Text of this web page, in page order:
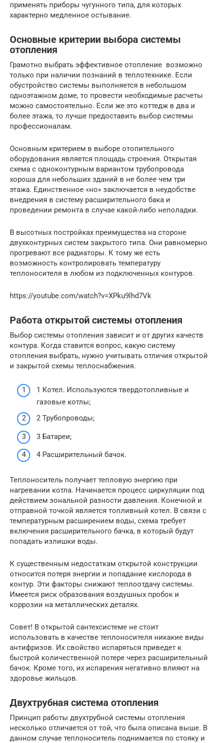
применять приборы чугунного типа, для которых
характерно медленное остывание.
Основные критерии выбора системы
отопления
Грамотно выбрать эффективное отопление возможно
только при наличии познаний в теплотехнике. Если
обустройство системы выполняется в небольшом
одноэтажном доме, то провести необходимые расчеты
можно самостоятельно. Если же это коттедж в два и
более этажа, то лучше предоставить выбор системы
профессионалам.
Основным критерием в выборе отопительного
оборудования является площадь строения. Открытая
схема с одноконтурным вариантом трубопровода
хороша для небольших зданий в не более чем три
этажа. Единственное «но» заключается в неудобстве
внедрения в систему расширительного бака и
проведении ремонта в случае какой-либо неполадки.
В высотных постройках преимущества на стороне
двухконтурных систем закрытого типа. Они равномерно
прогревают все радиаторы. К тому же есть
возможность контролировать температуру
теплоносителя в любом из подключенных контуров.
https://youtube.com/watch?v=XPku9lhd7Vk
Работа открытой системы отопления
Выбор системы отопления зависит и от других качеств
контура. Когда ставится вопрос, какую систему
отопления выбрать, нужно учитывать отличия открытой
и закрытой схемы теплоснабжения.
1 Котел. Используются твердотопливные и
газовые котлы;
2 Трубопроводы;
3 Батареи;
4 Расширительный бачок.
Теплоноситель получает тепловую энергию при
нагревании котла. Начинается процесс циркуляции под
действием зональной разности давления. Конечной и
отправной точкой является топливный котел. В связи с
температурным расширением воды, схема требует
включения расширительного бачка, в который будут
попадать излишки воды.
К существенным недостаткам открытой конструкции
относится потеря энергии и попадание кислорода в
контур. Эти факторы снижают теплоотдачу системы.
Имеется риск образования воздушных пробок и
коррозии на металлических деталях.
Совет! В открытой сантехсистеме не стоит
использовать в качестве теплоносителя никакие виды
антифризов. Их свойство испаряться приведет к
быстрой количественной потере через расширительный
бачок. Кроме того, их испарения негативно влияют на
здоровье жильцов.
Двухтрубная система отопления
Принцип работы двухтрубной системы отопления
несколько отличается от той, что была описана выше. В
данном случае теплоноситель поднимается по стояку и